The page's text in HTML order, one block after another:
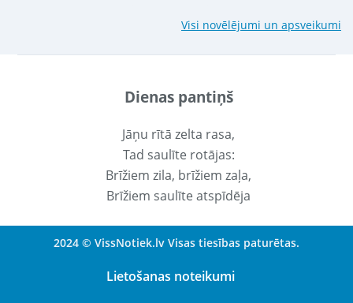
Visi novēlējumi un apsveikumi
Dienas pantiņš
Jāņu rītā zelta rasa,
Tad saulīte rotājas:
Brīžiem zila, brīžiem zaļa,
Brīžiem saulīte atspīdēja
2024 © VissNotiek.lv Visas tiesības paturētas.
Lietošanas noteikumi